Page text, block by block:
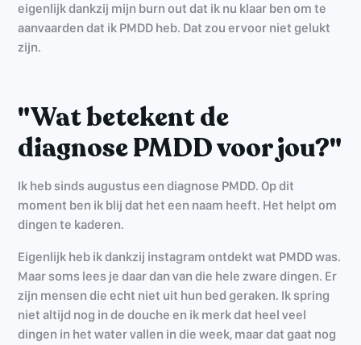
eigenlijk dankzij mijn burn out dat ik nu klaar ben om te
aanvaarden dat ik PMDD heb. Dat zou ervoor niet gelukt
zijn.
"Wat betekent de
diagnose PMDD voor jou?"
Ik heb sinds augustus een diagnose PMDD. Op dit
moment ben ik blij dat het een naam heeft. Het helpt om
dingen te kaderen.
Eigenlijk heb ik dankzij instagram ontdekt wat PMDD was.
Maar soms lees je daar dan van die hele zware dingen. Er
zijn mensen die echt niet uit hun bed geraken. Ik spring
niet altijd nog in de douche en ik merk dat heel veel
dingen in het water vallen in die week, maar dat gaat nog